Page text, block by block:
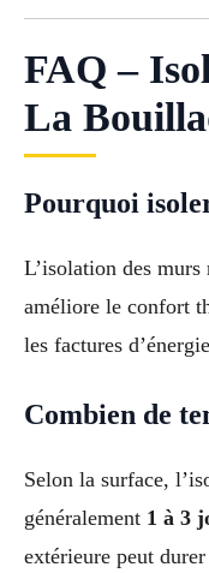
FAQ –
La
Pourquoi
L’isolation des murs
améliore le confort
les factures
Combien de
Selon la surface,
généralement 1 à 3
extérieure peut